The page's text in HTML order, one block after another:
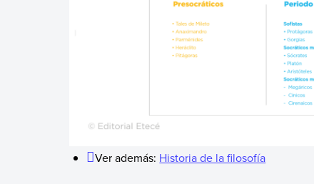
Ver además: Historia de la filosofía